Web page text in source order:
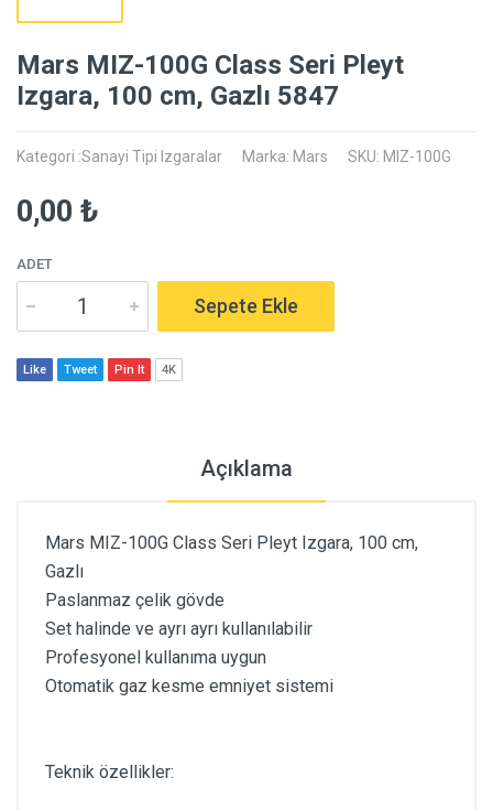
Mars MIZ-100G Class Seri Pleyt
Izgara, 100 cm, Gazlı 5847
Kategori :Sanayi Tipi Izgaralar Marka: Mars SKU: MIZ-100G
0,00 ₺
ADET
Sepete Ekle
Like Tweet Pin It 4K
Açıklama
Mars MIZ-100G Class Seri Pleyt Izgara, 100 cm,
Gazlı
Paslanmaz çelik gövde
Set halinde ve ayrı ayrı kullanılabilir
Profesyonel kullanıma uygun
Otomatik gaz kesme emniyet sistemi
Teknik özellikler: